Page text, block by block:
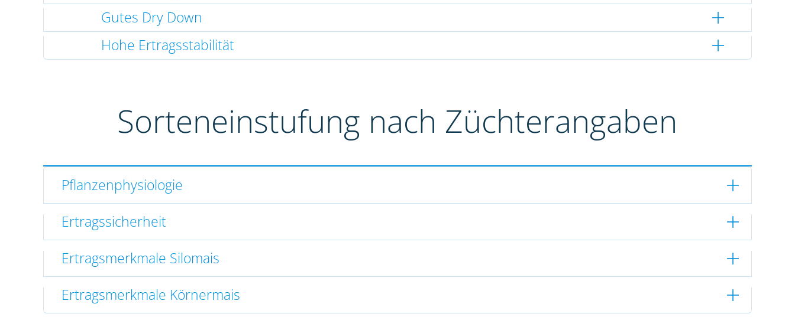
Gutes Dry Down
Hohe Ertragsstabilität
Sorteneinstufung nach Züchterangaben
Pflanzenphysiologie
Ertragssicherheit
Ertragsmerkmale Silomais
Ertragsmerkmale Körnermais